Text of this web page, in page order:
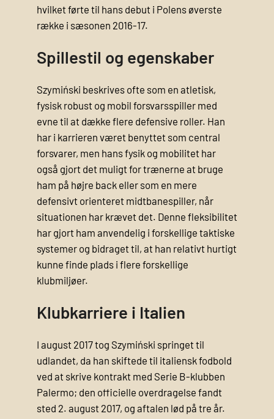
hvilket førte til hans debut i Polens øverste
række i sæsonen 2016-17.
Spillestil og egenskaber
Szymiński beskrives ofte som en atletisk,
fysisk robust og mobil forsvarsspiller med
evne til at dække flere defensive roller. Han
har i karrieren været benyttet som central
forsvarer, men hans fysik og mobilitet har
også gjort det muligt for trænerne at bruge
ham på højre back eller som en mere
defensivt orienteret midtbanespiller, når
situationen har krævet det. Denne fleksibilitet
har gjort ham anvendelig i forskellige taktiske
systemer og bidraget til, at han relativt hurtigt
kunne finde plads i flere forskellige
klubmiljøer.
Klubkarriere i Italien
I august 2017 tog Szymiński springet til
udlandet, da han skiftede til italiensk fodbold
ved at skrive kontrakt med Serie B-klubben
Palermo; den offi­cielle overdragelse fandt
sted 2. august 2017, og aftalen lød på tre år.